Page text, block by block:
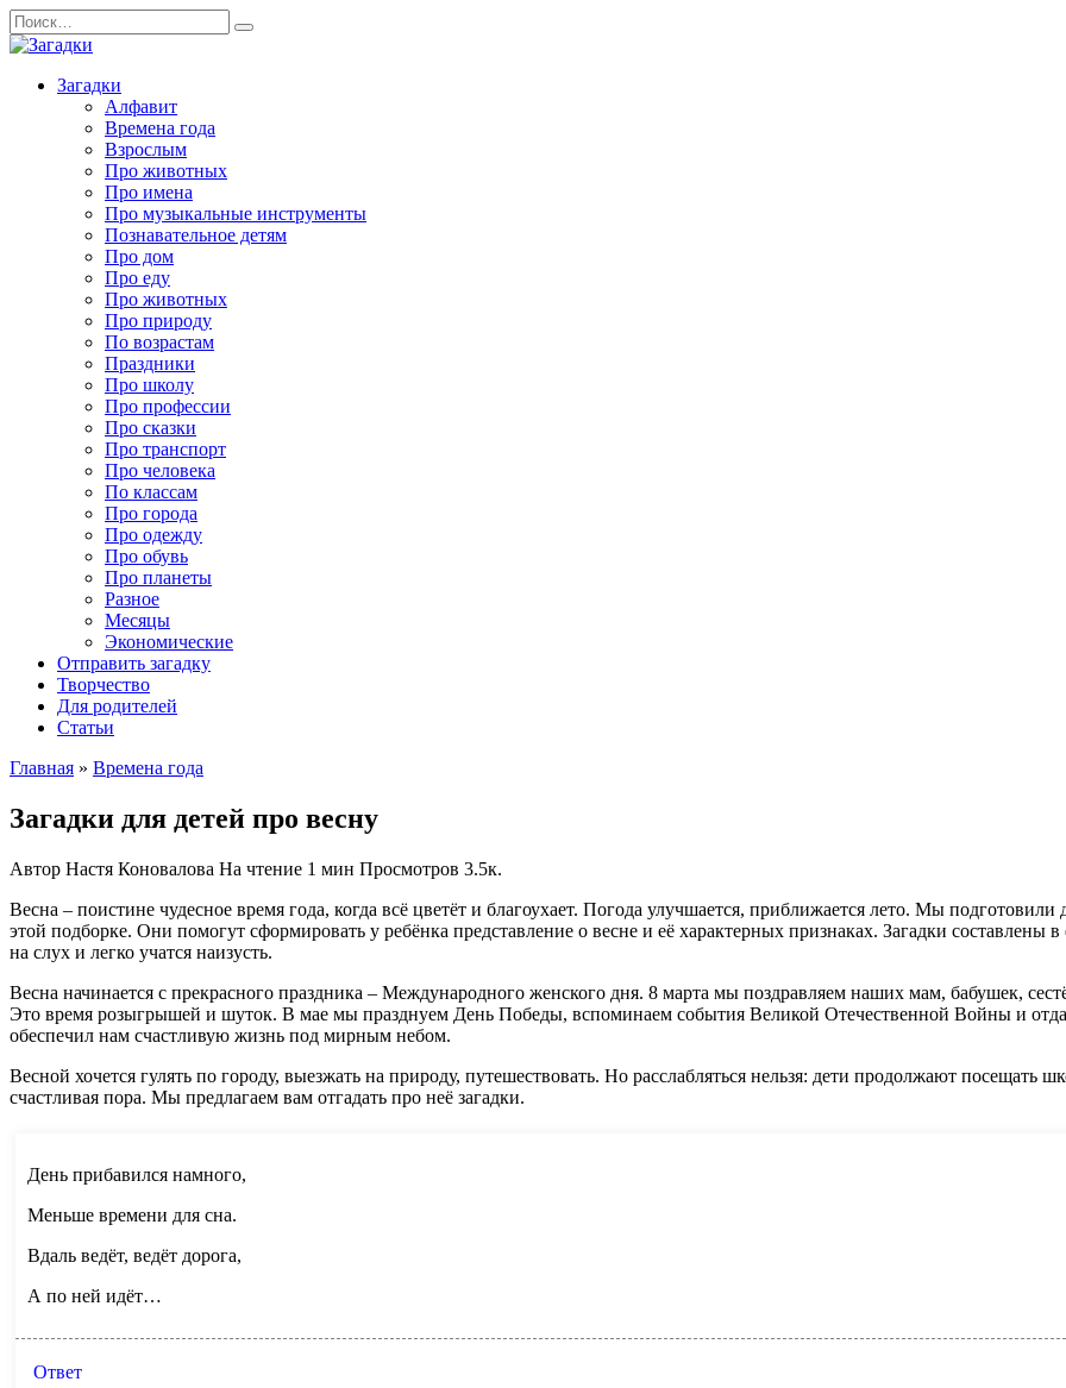
Перейти
к
содержанию
Search
for:
Загадки
Алфавит
Времена года
Взрослым
Про животных
Про имена
Про музыкальные инструменты
Познавательное детям
Про дом
Про еду
Про животных
Про природу
По возрастам
Праздники
Про школу
Про профессии
Про сказки
Про транспорт
Про человека
По классам
Про города
Про одежду
Про обувь
Про планеты
Разное
Месяцы
Экономические
Отправить загадку
Творчество
Для родителей
Статьи
Главная » Времена года
Загадки для детей про весну
Автор Настя Коновалова На чтение 1 мин Просмотров 3.5к.
Весна – поистине чудесное время года, когда всё цветёт и благоухает. Погода улучшается, приближается лето. Мы
этой подборке. Они помогут сформировать у ребёнка представление о весне и её характерных признаках. Загадки
на слух и легко учатся наизусть.
Весна начинается с прекрасного праздника – Международного женского дня. 8 марта мы поздравляем наших мам, бабушек,
Это время розыгрышей и шуток. В мае мы празднуем День Победы, вспоминаем события Великой Отечественной Войны и
обеспечил нам счастливую жизнь под мирным небом.
Весной хочется гулять по городу, выезжать на природу, путешествовать. Но расслабляться нельзя: дети продолжают
счастливая пора. Мы предлагаем вам отгадать про неё загадки.
День прибавился намного,
Меньше времени для сна.
Вдаль ведёт, ведёт дорога,
А по ней идёт…
Ответ